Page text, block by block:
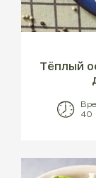
Тёплый
40